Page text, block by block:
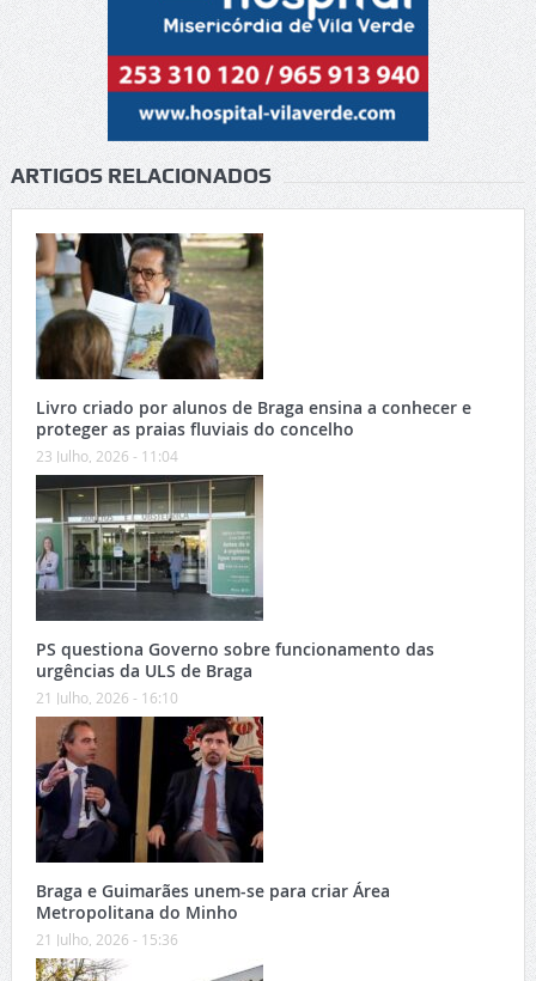
ARTIGOS RELACIONADOS
Livro criado por alunos de Braga ensina a conhecer e
proteger as praias fluviais do concelho
23 Julho, 2026 - 11:04
PS questiona Governo sobre funcionamento das
urgências da ULS de Braga
21 Julho, 2026 - 16:10
Braga e Guimarães unem-se para criar Área
Metropolitana do Minho
21 Julho, 2026 - 15:36